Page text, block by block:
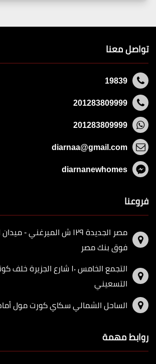
تواصل معنا
19839
201283809999
201283809999
diarnaa@gmail.com
diarnanewhomes
فروعنا
مصر الجديدة ١٢٩ ش الميرغني
فوق بنك مصر
التجمع الخامس ١٠ شارع
التسعيني
الساحل الشمالي سكاي كورت مول
روابط مهمة